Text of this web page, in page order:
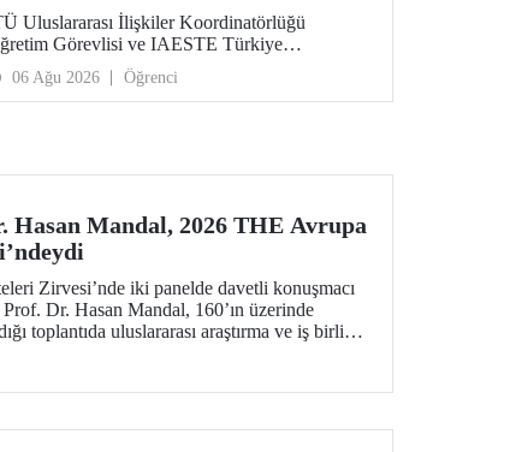
Uluslararası İlişkiler Koordinatörlüğü
Görevlisi ve IAESTE Türkiye
Cahit Okan, akademik ilişkileri ve iş
geliştirmek amacıyla 20-27 Temmuz
ABD’de dünyanın önde gelen
06 Ağu 2026 Öğrenci
Hasan Mandal, 2026 THE Avrupa
Zirvesi’nde iki panelde davetli konuşmacı
Dr. Hasan Mandal, 160’ın üzerinde
toplantıda uluslararası araştırma ve iş birliği